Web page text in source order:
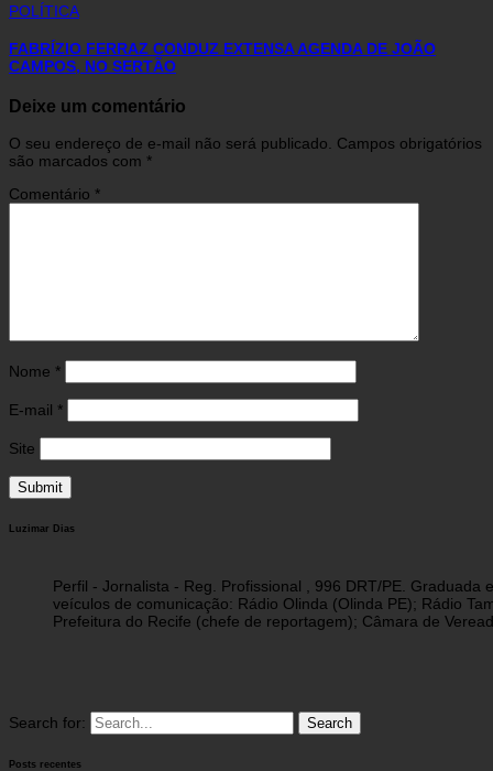
POLÍTICA
FABRÍZIO FERRAZ CONDUZ EXTENSA AGENDA DE JOÃO
CAMPOS, NO SERTÃO
Deixe um comentário
O seu endereço de e-mail não será publicado. Campos obrigatórios
são marcados com *
Comentário *
Nome *
E-mail *
Site
Luzimar Dias
Perfil - Jornalista - Reg. Profissional , 996 DRT/PE.
veículos de comunicação: Rádio Olinda (Olinda PE); Rádio
Prefeitura do Recife (chefe de reportagem); Câmara de
Search for:
Posts recentes